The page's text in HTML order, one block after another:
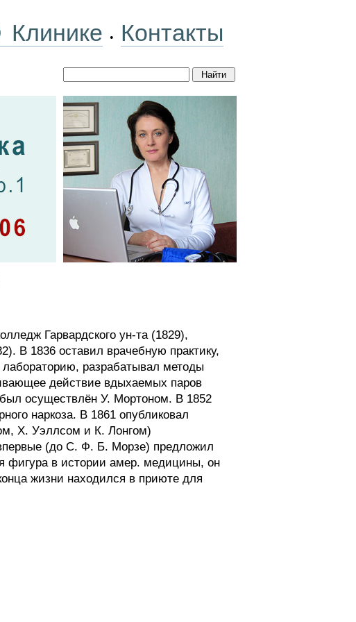
• Контакты
Гарвардского ун-та (1829),
В 1836 оставил врачебную практику,
разрабатывал методы
действие вдыхаемых паров
осуществлён У. Мортоном. В 1852
наркоза. В 1861 опубликовал
X. Уэллсом и К. Лонгом)
(до С. Ф. Б. Морзе) предложил
фигура в истории амер. медицины, он
жизни находился в приюте для